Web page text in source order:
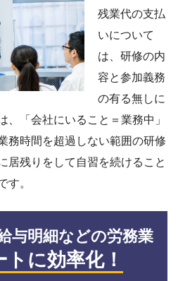
残業代の支払
いについて
は、研修の内
容と参加義務
の有る無しに
、「会社にいること＝業務中」
務時間を超過しない範囲の研修
居残りをして自習を続けること
す。
与明細などの労務業
トに効率化！